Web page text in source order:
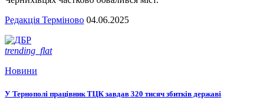
Редакція Терміново 04.06.2025
trending_flat
Новини
У Тернополі працівник ТЦК завдав 320 тисяч збитків державі